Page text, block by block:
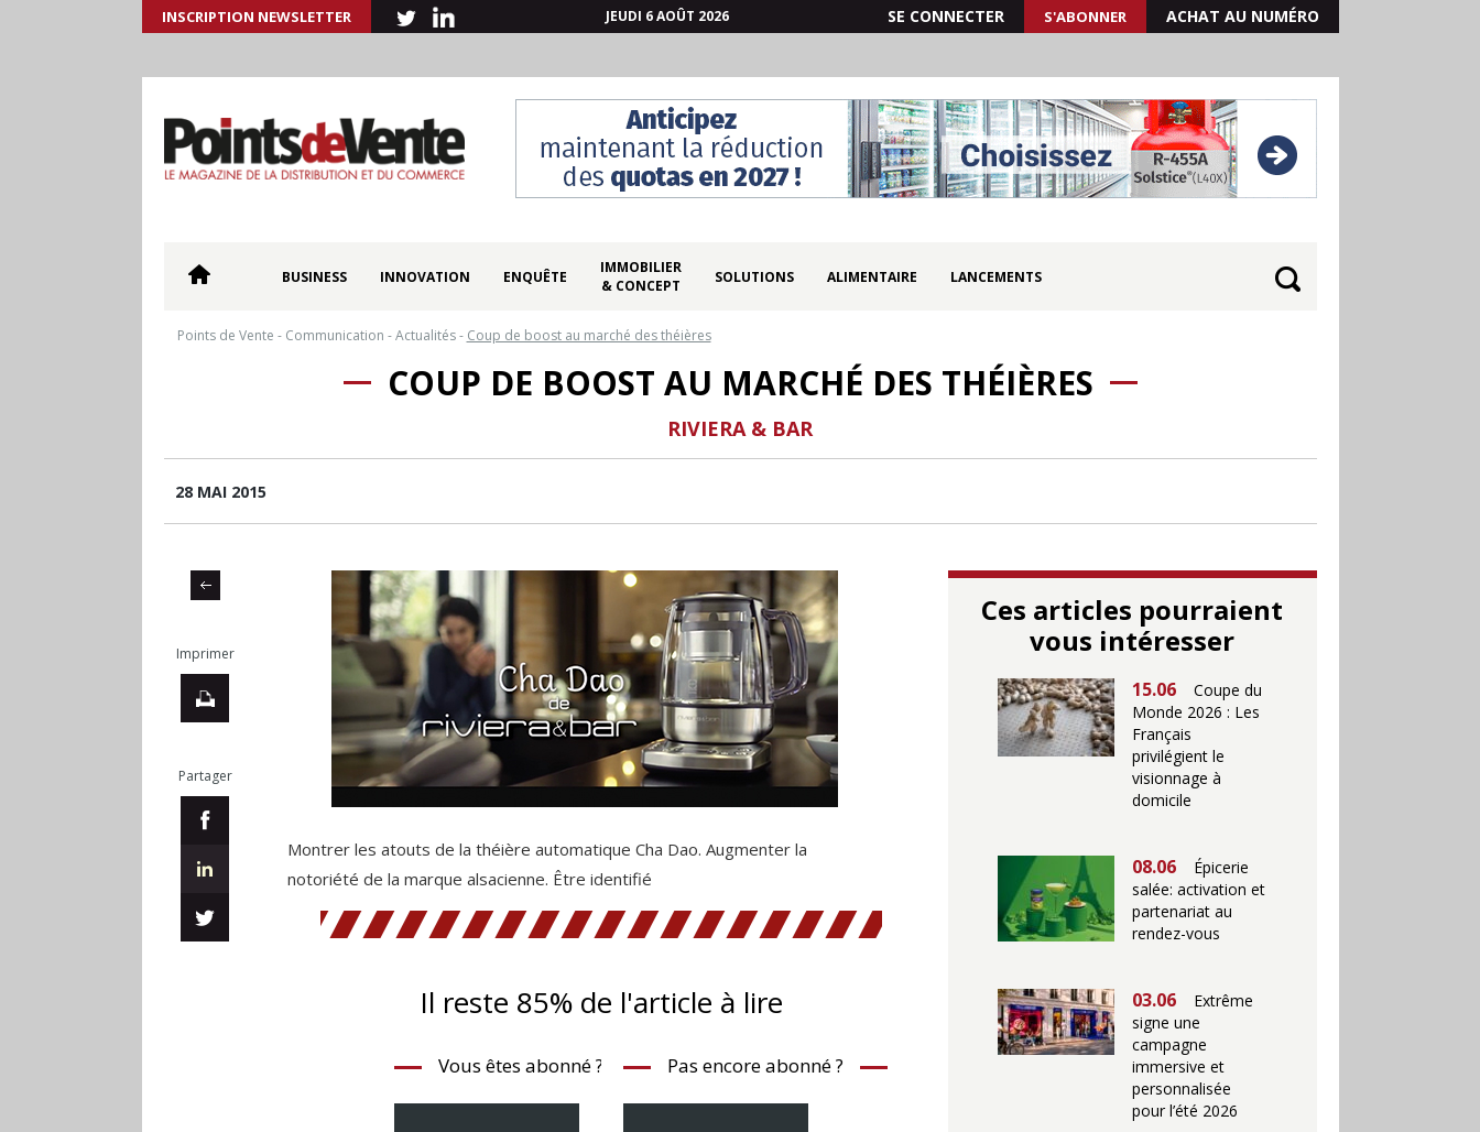
INSCRIPTION NEWSLETTER JEUDI 6 AOÛT 2026 SE CONNECTER S'ABONNER ACHAT AU NUMÉRO
BUSINESS INNOVATION ENQUÊTE
IMMOBILIER
& CONCEPT
SOLUTIONS ALIMENTAIRE LANCEMENTS
Points de Vente - Communication -Actualités- Coup de boost au marché des théières
COUP DE BOOST AU MARCHÉ DES THÉIÈRES
RIVIERA & BAR
28 MAI 2015
Imprimer
Partager
Montrer les atouts de la théière automatique Cha Dao. Augmenter la
notoriété de la marque alsacienne. Être identifié
Il reste 85% de l'article à lire
Vous êtes abonné ? Pas encore abonné ?
Ces articles pourraient
vous intéresser
15.06
Coupe du
Monde 2026 : Les
Français
privilégient le
visionnage à
domicile
08.06
Épicerie
salée: activation et
partenariat au
rendez-vous
03.06
Extrême
signe une
campagne
immersive et
personnalisée
pour l’été 2026